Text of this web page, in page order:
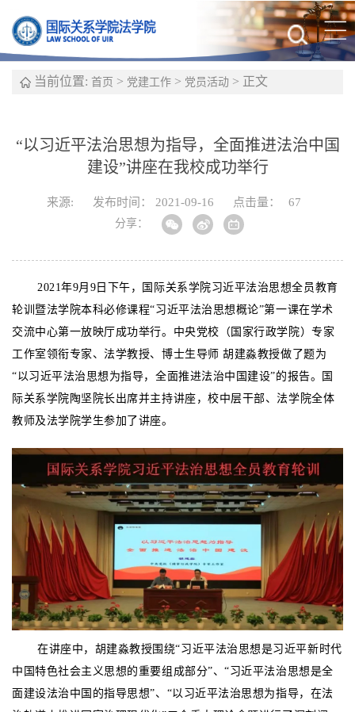
当前位置: 首页 > 党建工作 > 党员活动 > 正文
“以习近平法治思想为指导，全面推进法治中国
建设”讲座在我校成功举行
来源: 发布时间： 2021-09-16 点击量： 67
分享：
2021年9月9日下午，国际关系学院习近平法治思想全员教育
轮训暨法学院本科必修课程“习近平法治思想概论”第一课在学术
交流中心第一放映厅成功举行。中央党校（国家行政学院）专家
工作室领衔专家、法学教授、博士生导师 胡建淼教授做了题为
“以习近平法治思想为指导，全面推进法治中国建设”的报告。国
际关系学院陶坚院长出席并主持讲座，校中层干部、法学院全体
教师及法学院学生参加了讲座。
在讲座中，胡建淼教授围绕“习近平法治思想是习近平新时代
中国特色社会主义思想的重要组成部分”、“习近平法治思想是全
面建设法治中国的指导思想”、“以习近平法治思想为指导，在法